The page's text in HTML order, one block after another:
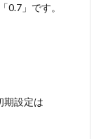
0.7」です。
期設定は